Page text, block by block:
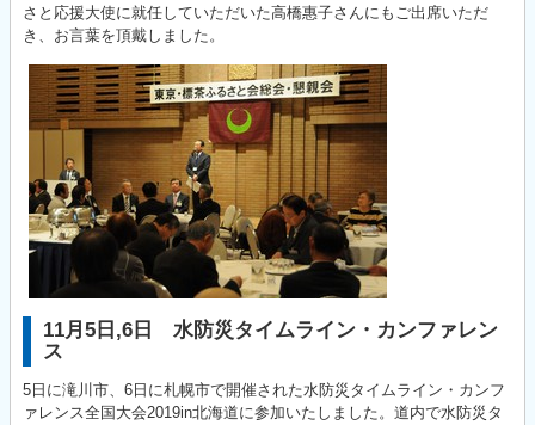
さと応援大使に就任していただいた高橋惠子さんにもご出席いただ
き、お言葉を頂戴しました。
11月5日,6日 水防災タイムライン・カンファレン
ス
5日に滝川市、6日に札幌市で開催された水防災タイムライン・カンフ
ァレンス全国大会2019in北海道に参加いたしました。道内で水防災タ